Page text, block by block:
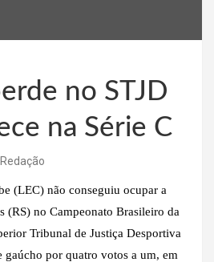
no STJD
na Série C
(LEC) não conseguiu ocupar a
(RS) no Campeonato Brasileiro da
Tribunal de Justiça Desportiva
gaúcho por quatro votos a um, em